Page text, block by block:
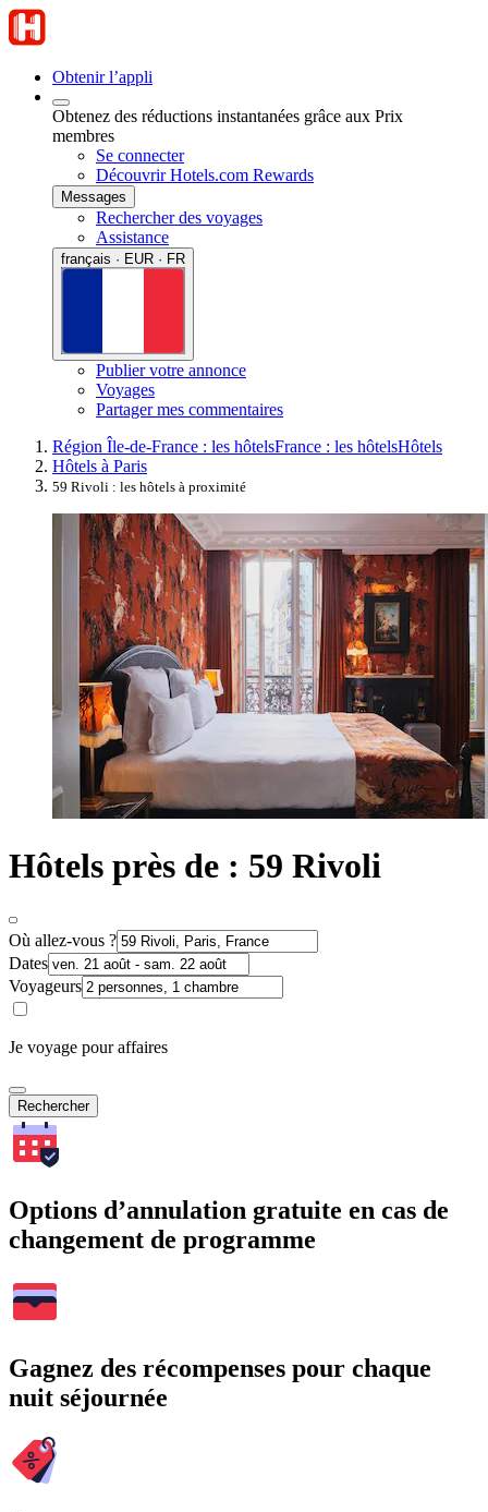
Obtenir l’appli
Obtenez des réductions instantanées grâce aux Prix
membres
Se connecter
Découvrir Hotels.com Rewards
Messages
Rechercher des voyages
Assistance
français · EUR · FR
Publier votre annonce
Voyages
Partager mes commentaires
Région Île-de-France : les hôtelsFrance : les hôtelsHôtels
Hôtels à Paris
59 Rivoli : les hôtels à proximité
Hôtels près de : 59 Rivoli
Où allez-vous ?
Dates
Voyageurs
Je voyage pour affaires
Rechercher
Options d’annulation gratuite en cas de
changement de programme
Gagnez des récompenses pour chaque
nuit séjournée